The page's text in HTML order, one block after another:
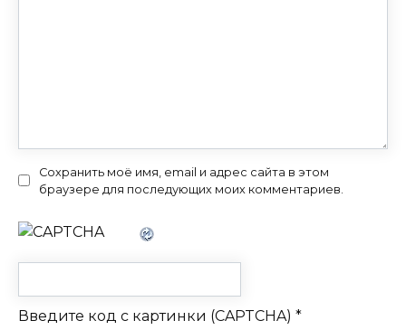
Сохранить моё имя, email и адрес сайта в этом
браузере для последующих моих комментариев.
Введите код с картинки (CAPTCHA) *